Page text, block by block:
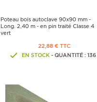
Poteau bois autoclave 90x90 mm -
Long. 2,40 m - en pin traité Classe 4
vert
22,88 € TTC
EN STOCK- QUANTITÉ : 136